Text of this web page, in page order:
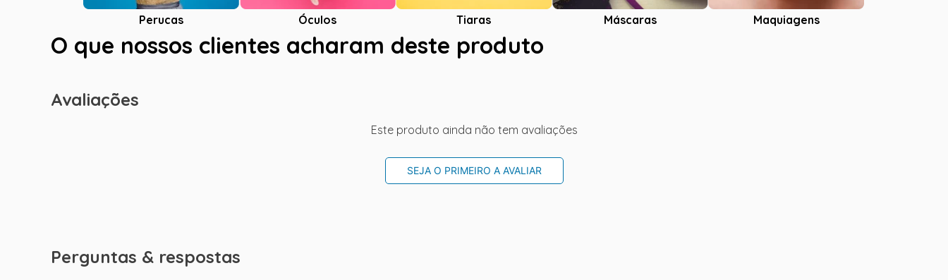
Perucas Óculos Tiaras Máscaras Maquiagens
O que nossos clientes acharam deste produto
Avaliações
Este produto ainda não tem avaliações
SEJA O PRIMEIRO A AVALIAR
Perguntas & respostas